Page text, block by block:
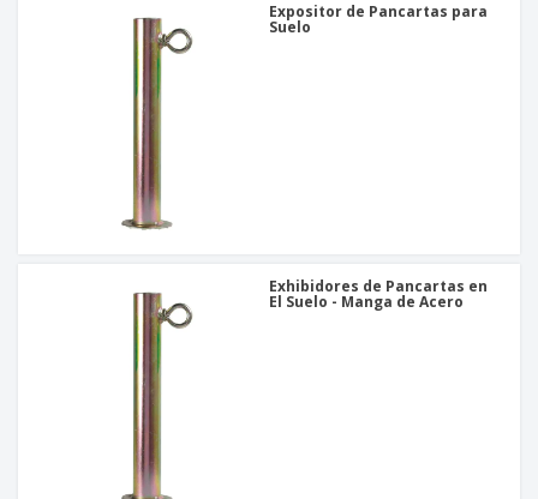
Expositor de Pancartas para
Suelo
Exhibidores de Pancartas en
El Suelo - Manga de Acero